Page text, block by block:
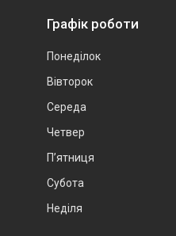
Графік роботи
Понеділок
Вівторок
Середа
Четвер
Пʼятниця
Субота
Неділя